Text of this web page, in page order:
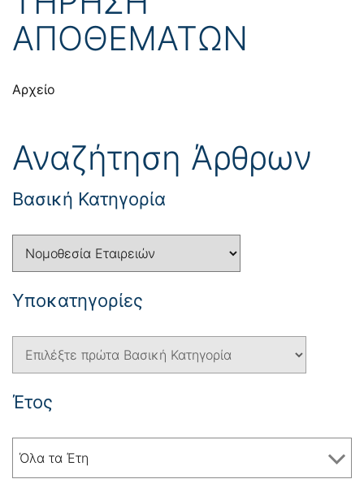
ΑΠΟΘΕΜΑΤΩΝ
Αρχείο
Αναζήτηση Άρθρων
Βασική Κατηγορία
Yποκατηγορίες
Έτος
Όλα τα Έτη